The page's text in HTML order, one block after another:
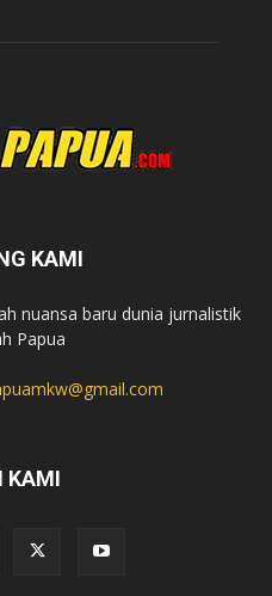
KAMI
nuansa baru dunia jurnalistik
Papua
KAMI